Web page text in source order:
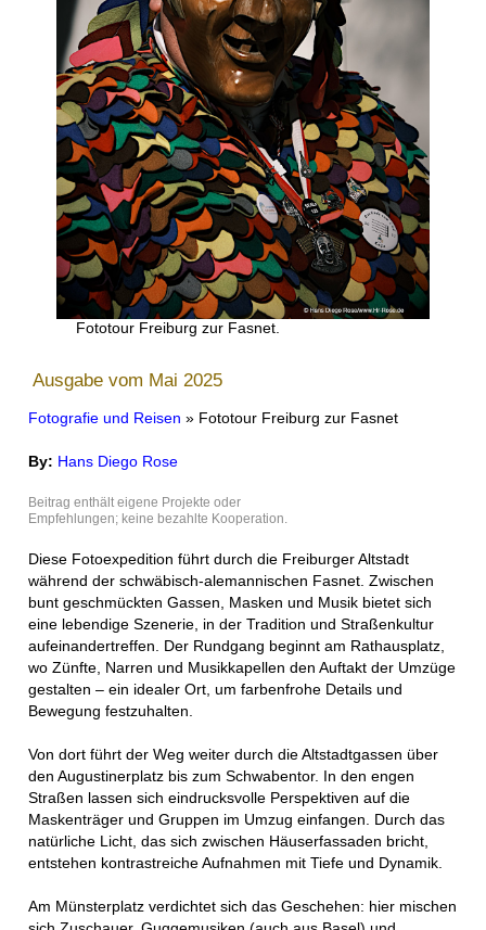
Fototour Freiburg zur Fasnet.
Ausgabe vom Mai 2025
Fotografie und Reisen » Fototour Freiburg zur Fasnet
By: Hans Diego Rose
Beitrag enthält eigene Projekte oder
Empfehlungen; keine bezahlte Kooperation.
Diese Fotoexpedition führt durch die Freiburger Altstadt
während der schwäbisch-alemannischen Fasnet. Zwischen
bunt geschmückten Gassen, Masken und Musik bietet sich
eine lebendige Szenerie, in der Tradition und Straßenkultur
aufeinandertreffen. Der Rundgang beginnt am Rathausplatz,
wo Zünfte, Narren und Musikkapellen den Auftakt der Umzüge
gestalten – ein idealer Ort, um farbenfrohe Details und
Bewegung festzuhalten.
Von dort führt der Weg weiter durch die Altstadtgassen über
den Augustinerplatz bis zum Schwabentor. In den engen
Straßen lassen sich eindrucksvolle Perspektiven auf die
Maskenträger und Gruppen im Umzug einfangen. Durch das
natürliche Licht, das sich zwischen Häuserfassaden bricht,
entstehen kontrastreiche Aufnahmen mit Tiefe und Dynamik.
Am Münsterplatz verdichtet sich das Geschehen: hier mischen